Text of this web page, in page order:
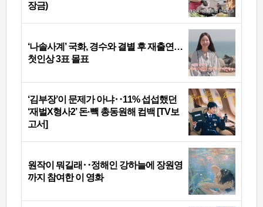
장금)
‘나솔사계’ 국화, 경수와 결별 후 재출연…
첫인상 3표 몰표
‘김부장’이 문제가 아냐‥11% 섭섭했던
‘재벌X형사2’ 돈·빽 총동원해 컴백 [TV보
고서]
원작이 뭐길래‥정해인 강하늘에 장원영
까지 참여한 이 영화